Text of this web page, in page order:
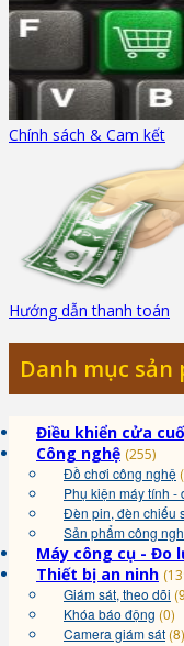
Chính sách & Cam kết
Hướng dẫn thanh toán
Danh mục sản
Điều khiển cửa
Công nghệ (255)
Đồ chơi công nghệ
Phụ kiện máy tính -
Đèn pin, đèn chiếu
Sản phẩm công
Máy công cụ - Đo
Thiết bị an ninh
Giám sát, theo dõi
Khóa báo động (0)
Camera giám sát (8)